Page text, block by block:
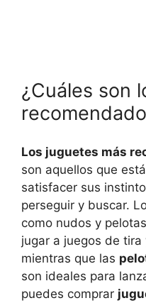
¿Cuáles son
Los juguetes más
son aquellos que
satisfacer sus
perseguir y buscar.
como nudos y
jugar a juegos de
mientras que las
son ideales para
puedes comprar